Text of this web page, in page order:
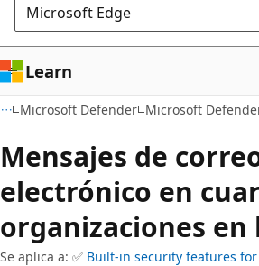
Microsoft Edge
Learn
Microsoft Defender Microsoft
Mensajes de
electrónico en
organizaciones en
Se aplica a: ✅ Built-in security features